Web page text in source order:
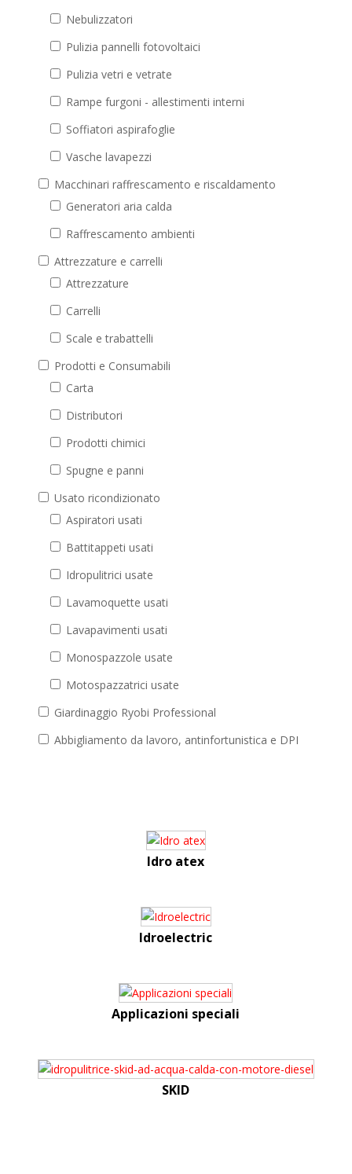
Nebulizzatori
Pulizia pannelli fotovoltaici
Pulizia vetri e vetrate
Rampe furgoni - allestimenti interni
Soffiatori aspirafoglie
Vasche lavapezzi
Macchinari raffrescamento e riscaldamento
Generatori aria calda
Raffrescamento ambienti
Attrezzature e carrelli
Attrezzature
Carrelli
Scale e trabattelli
Prodotti e Consumabili
Carta
Distributori
Prodotti chimici
Spugne e panni
Usato ricondizionato
Aspiratori usati
Battitappeti usati
Idropulitrici usate
Lavamoquette usati
Lavapavimenti usati
Monospazzole usate
Motospazzatrici usate
Giardinaggio Ryobi Professional
Abbigliamento da lavoro, antinfortunistica e DPI
Idro atex
Idroelectric
Applicazioni speciali
SKID